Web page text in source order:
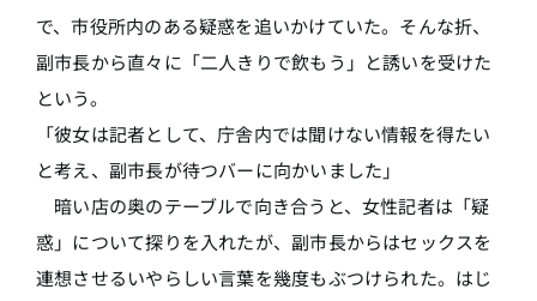
で、市役所内のある疑惑を追いかけていた。そんな折、
副市長から直々に「二人きりで飲もう」と誘いを受けた
という。
「彼女は記者として、庁舎内では聞けない情報を得たい
と考え、副市長が待つバーに向かいました」
暗い店の奥のテーブルで向き合うと、女性記者は「疑
惑」について探りを入れたが、副市長からはセックスを
連想させるいやらしい言葉を幾度もぶつけられた。はじ